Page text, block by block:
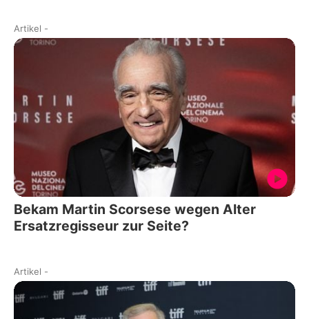
Artikel -
Bekam Martin Scorsese wegen Alter
Ersatzregisseur zur Seite?
Artikel -